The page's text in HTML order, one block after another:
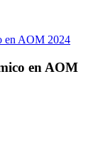
en AOM 2024
en AOM